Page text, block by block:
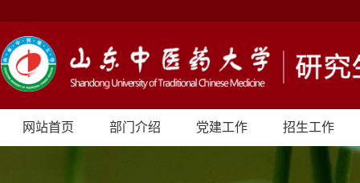
网站首页 部门介绍 党建工作 招生工作